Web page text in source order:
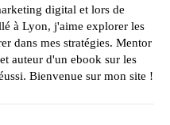
digital et lors de
à Lyon, j'aime explorer les
dans mes stratégies. Mentor
auteur d'un ebook sur les
Bienvenue sur mon site !